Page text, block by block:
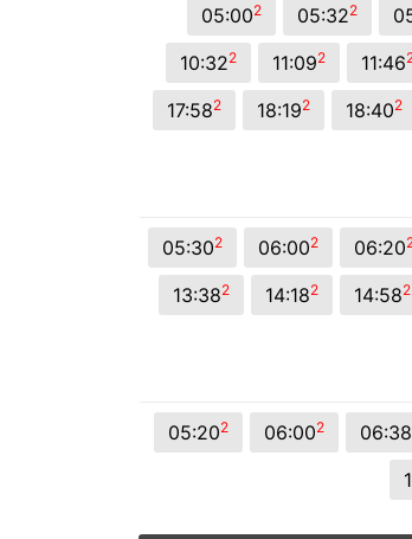
05:002 05:322
10:322 11:092 11:46
17:582 18:192 18:402
05:302 06:002 06:20
13:382 14:182 14:582
05:202 06:002 06:38